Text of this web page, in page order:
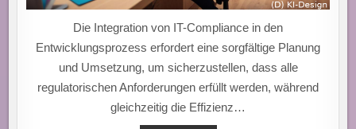
Die Integration von IT-Compliance in den
Entwicklungsprozess erfordert eine sorgfältige Planung
und Umsetzung, um sicherzustellen, dass alle
regulatorischen Anforderungen erfüllt werden, während
gleichzeitig die Effizienz…